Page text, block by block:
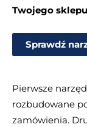
Twojego
Sprawdź
Pierwsze
rozbudowane
zamówienia.